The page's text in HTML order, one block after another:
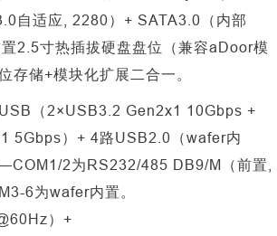
自适应, 2280）+ SATA3.0（内部
2.5寸热插拔硬盘盘位（兼容aDoor模
储+模块化扩展二合一。
（2×USB3.2 Gen2x1 10Gbps +
5Gbps）+ 4路USB2.0（wafer内
2为RS232/485 DB9/M（前置,
6为wafer内置。
）+